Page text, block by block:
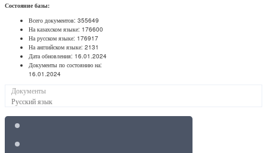
Состояние базы:
Всего документов: 355649
На казахском языке: 176600
На русском языке: 176917
На английском языке: 2131
Дата обновления: 16.01.2024
Документы по состоянию на:
16.01.2024
Документы
Русский язык